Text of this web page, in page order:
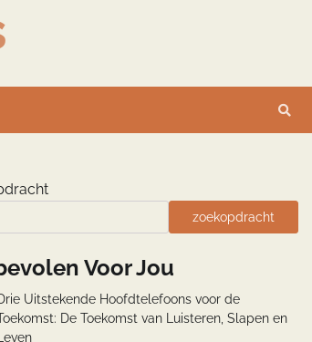
zoekopdracht
Voor Jou
Uitstekende Hoofdtelefoons voor de
De Toekomst van Luisteren, Slapen en
Leven